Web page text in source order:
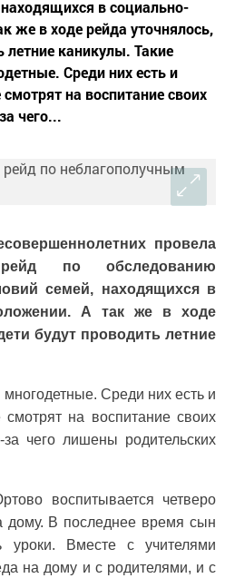
в социально-
же в ходе рейда уточнялось,
летние каникулы. Такие
Среди них есть и
на воспитание своих
чего...
провела
рейд по обследованию
семей, находящихся в
А так же в ходе
будут проводить летние
Среди них есть и
смотрят на воспитание своих
чего лишены родительских
воспитывается четверо
дому. В последнее время сын
уроки. Вместе с учителями
на дому и с родителями, и с